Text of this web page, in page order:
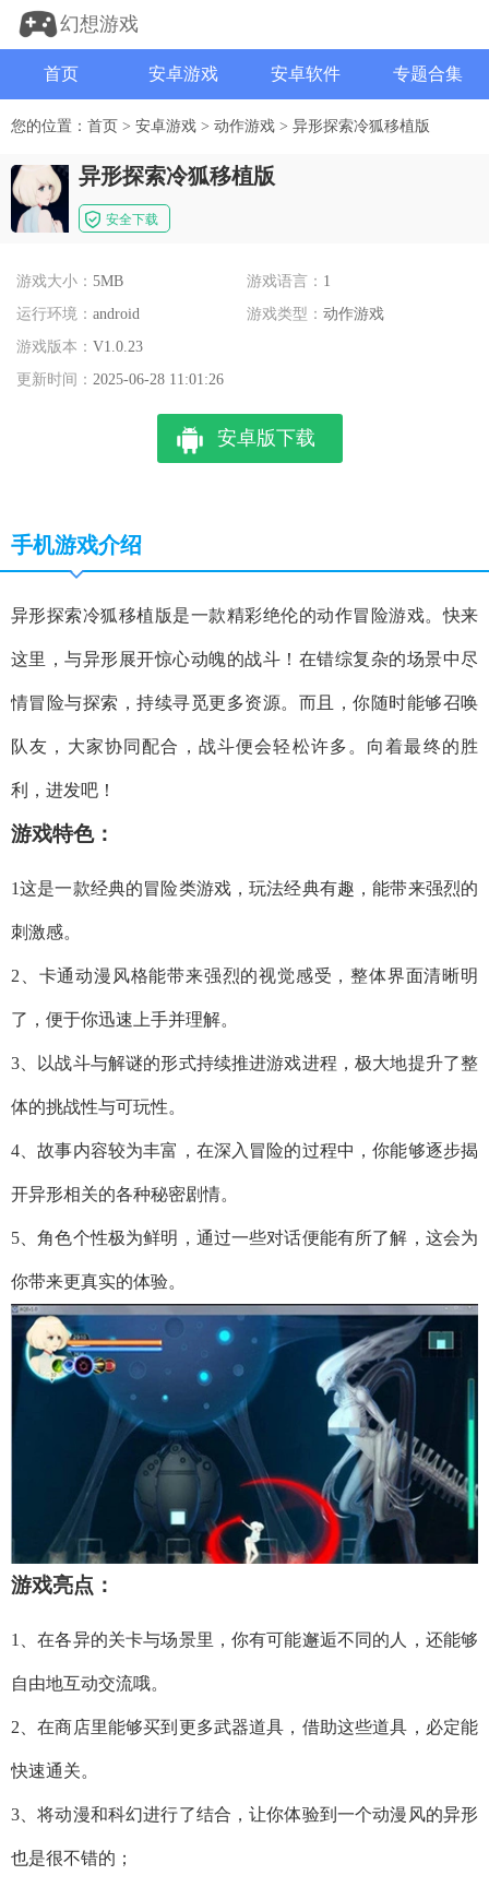
幻想游戏
首页 安卓游戏 安卓软件 专题合集
您的位置： 首页 > 安卓游戏 > 动作游戏 > 异形探索冷狐移植版
异形探索冷狐移植版
安全下载
游戏大小： 5MB 游戏语言： 1
运行环境： android 游戏类型：动作游戏
游戏版本： V1.0.23
更新时间： 2025-06-28 11:01:26
安卓版下载
手机游戏介绍
异形探索冷狐移植版是一款精彩绝伦的动作冒险游戏。快来
这里，与异形展开惊心动魄的战斗！在错综复杂的场景中尽
情冒险与探索，持续寻觅更多资源。而且，你随时能够召唤
队友，大家协同配合，战斗便会轻松许多。向着最终的胜
利，进发吧！
游戏特色：
1这是一款经典的冒险类游戏，玩法经典有趣，能带来强烈的
刺激感。
2、卡通动漫风格能带来强烈的视觉感受，整体界面清晰明
了，便于你迅速上手并理解。
3、以战斗与解谜的形式持续推进游戏进程，极大地提升了整
体的挑战性与可玩性。
4、故事内容较为丰富，在深入冒险的过程中，你能够逐步揭
开异形相关的各种秘密剧情。
5、角色个性极为鲜明，通过一些对话便能有所了解，这会为
你带来更真实的体验。
游戏亮点：
1、在各异的关卡与场景里，你有可能邂逅不同的人，还能够
自由地互动交流哦。
2、在商店里能够买到更多武器道具，借助这些道具，必定能
快速通关。
3、将动漫和科幻进行了结合，让你体验到一个动漫风的异形
也是很不错的；